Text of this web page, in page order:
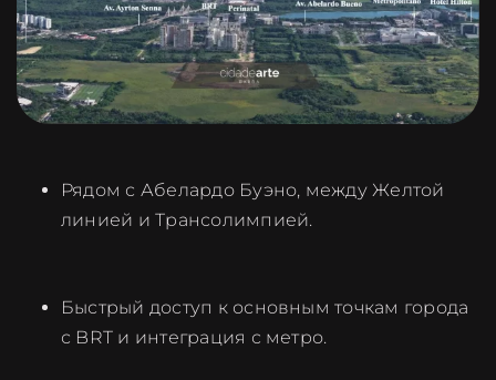
Рядом с Абелардо Буэно, между Желтой
линией и Трансолимпией.
Быстрый доступ к основным точкам города
с BRT и интеграция с метро.